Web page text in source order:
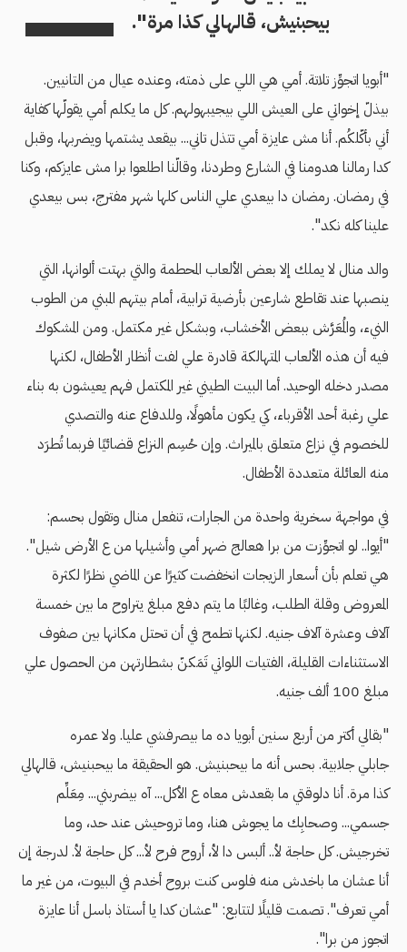
بيحبنيش، قالهالي كذا مرة".
"أبويا اتجوِّز تلاتة. أمي هي اللي على ذمته، وعنده عيال من التانيين.
بيذلّ إخواتي على العيش اللي بيجيبهولهم. كل ما يكلم أمي يقولّها كفاية
أني بأكّلكُم. أنا مش عايزة أمي تتذل تاني... بيقعد يشتمها ويضربها، وقبل
كدا رمالنا هدومنا في الشارع وطردنا، وقالّنا اطلعوا برا مش عايزكم، وكنا
في رمضان. رمضان دا بيعدي علي الناس كلها شهر مفترج، بس بيعدي
علينا كله نكد".
والد منال لا يملك إلا بعض الألعاب المحطمة والتي بهتت ألوانها، التي
ينصبها عند تقاطع شارعين بأرضية ترابية، أمام بيتهم المبني من الطوب
النيء، والمُعَرَّش ببعض الأخشاب، وبشكل غير مكتمل. ومن المشكوك
فيه أن هذه الألعاب المتهالكة قادرة علي لفت أنظار الأطفال، لكنها
مصدر دخله الوحيد. أما البيت الطيني غير المكتمل فهم يعيشون به بناء
علي رغبة أحد الأقرباء، كي يكون مأهولًا، وللدفاع عنه والتصدي
للخصوم في نزاع متعلق بالميراث. وإن حُسِم النزاع قضائيًا فربما تُطرَد
منه العائلة متعددة الأطفال.
في مواجهة سخرية واحدة من الجارات، تنفعل منال وتقول بحسم:
"أيوا.. لو اتجوِّزت من برا هعالج ضهر أمي وأشيلها من ع الأرض شيل".
هي تعلم بأن أسعار الزيجات انخفضت كثيرًا عن الماضي نظرًا لكثرة
المعروض وقلة الطلب، وغالبًا ما يتم دفع مبلغ يتراوح ما بين خمسة
آلاف وعشرة آلاف جنيه. لكنها تطمح في أن تحتل مكانها بين صفوف
الاستثناءات القليلة، الفتيات اللواتي تَمَكنّ بشطارتهن من الحصول علي
مبلغ 100 ألف جنيه.
"بقالي أكتر من أربع سنين أبويا ده ما بيصرفشي عليا. ولا عمره
جابلي جلابية. بحس أنه ما بيحبنيش. هو الحقيقة ما بيحبنيش، قالهالي
كذا مرة. أنا دلوقتي ما بقعدش معاه ع الأكل... آه بيضربني... مِعَلِّم
جسمي... وصحابِك ما يجوش هنا، وما تروحيش عند حد، وما
تخرجيش. كل حاجة لأ.. ألبس دا لأ، أروح فرح لأ... كل حاجة لأ. لدرجة إن
أنا عشان ما باخدش منه فلوس كنت بروح أخدم في البيوت، من غير ما
أمي تعرف". تصمت قليلًا لتتابع: "عشان كدا يا أستاذ باسل أنا عايزة
اتجوز من برا".